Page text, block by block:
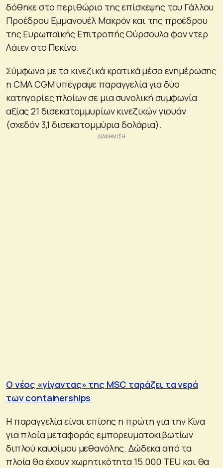
δόθηκε στο περιθώριο της επίσκεψης του Γάλλου
Προέδρου Εμμανουέλ Μακρόν και της προέδρου
της Ευρωπαϊκής Επιτροπής Ούρσουλα φον ντερ
Λάιεν στο Πεκίνο.
Σύμφωνα με τα κινεζικά κρατικά μέσα ενημέρωσης
η CMA CGM υπέγραψε παραγγελία για δύο
κατηγορίες πλοίων σε μια συνολική συμφωνία
αξίας 21 δισεκατομμυρίων κινεζικών γιουάν
(σχεδόν 3,1 δισεκατομμύρια δολάρια).
Ο νέος «γίγαντας» της MSC ταράζει τα νερά
των containerships
Η παραγγελία είναι επίσης η πρώτη για την Κίνα
για πλοία μεταφοράς εμπορευματοκιβωτίων
διπλού καυσίμου μεθανόλης. Δώδεκα από τα
πλοία θα έχουν χωρητικότητα 15.000 TEU και θα